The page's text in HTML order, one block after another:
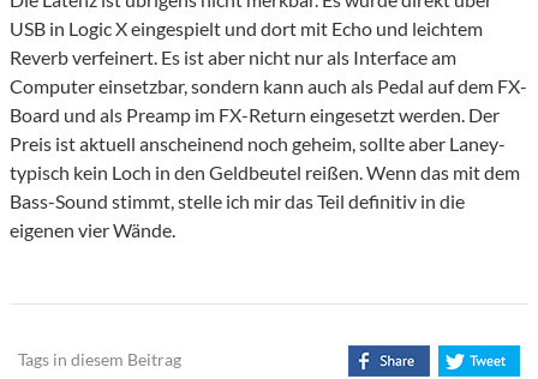
USB in Logic X eingespielt und dort mit Echo und leichtem
Reverb verfeinert. Es ist aber nicht nur als Interface am
Computer einsetzbar, sondern kann auch als Pedal auf dem FX-
Board und als Preamp im FX-Return eingesetzt werden. Der
Preis ist aktuell anscheinend noch geheim, sollte aber Laney-
typisch kein Loch in den Geldbeutel reißen. Wenn das mit dem
Bass-Sound stimmt, stelle ich mir das Teil definitiv in die
eigenen vier Wände.
Tags in diesem Beitrag